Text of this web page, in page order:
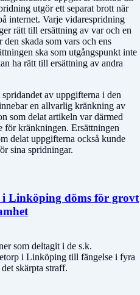
utgör ett separat brott när
internet. Varje vidarespridning
rätt till ersättning av var och en
skada som vars och ens
ska som utgångspunkt inte
ha rätt till ersättning av andra
av uppgifterna i den
en allvarlig kränkning av
som delat artikeln var därmed
för kränkningen. Ersättningen
delat uppgifterna också kunde
sina spridningar.
i Linköping döms för grovt
som deltagit i de s.k.
i Linköping till fängelse i fyra
skärpta straff.